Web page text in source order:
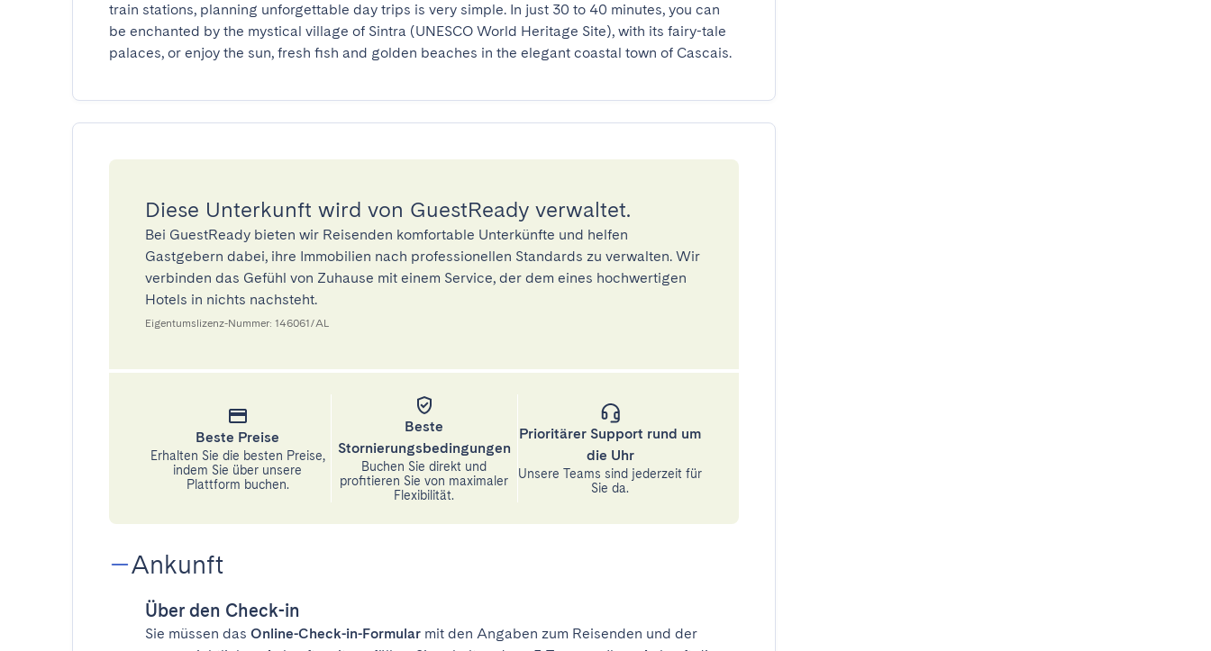
train stations, planning unforgettable day trips is very simple. In just 30 to 40 minutes, you can
be enchanted by the mystical village of Sintra (UNESCO World Heritage Site), with its fairy-tale
palaces, or enjoy the sun, fresh fish and golden beaches in the elegant coastal town of Cascais.
Diese Unterkunft wird von GuestReady verwaltet.
Bei GuestReady bieten wir Reisenden komfortable Unterkünfte und helfen
Gastgebern dabei, ihre Immobilien nach professionellen Standards zu verwalten. Wir
verbinden das Gefühl von Zuhause mit einem Service, der dem eines hochwertigen
Hotels in nichts nachsteht.
Eigentumslizenz-Nummer: 146061/AL
Beste Preise
Erhalten Sie die besten Preise,
indem Sie über unsere
Plattform buchen.
Beste
Stornierungsbedingungen
Buchen Sie direkt und
profitieren Sie von maximaler
Flexibilität.
Prioritärer Support rund um
die Uhr
Unsere Teams sind jederzeit für
Sie da.
Ankunft
Über den Check-in
Sie müssen das Online-Check-in-Formular mit den Angaben zum Reisenden und der